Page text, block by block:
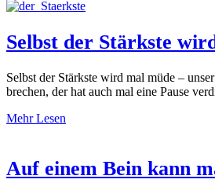
Selbst der Stärkste
Selbst der Stärkste wird mal müde –
brechen, der hat auch mal eine Pause
Mehr Lesen
Auf einem Bein kann